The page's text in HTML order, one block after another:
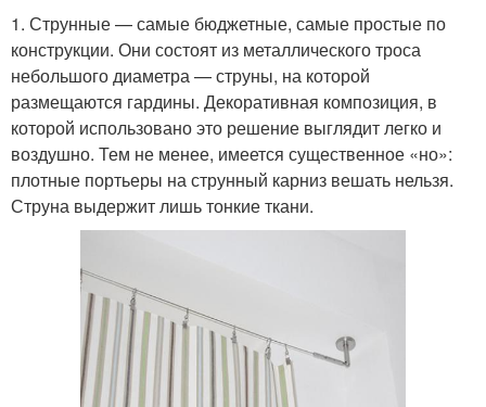
1. Струнные — самые бюджетные, самые простые по
конструкции. Они состоят из металлического троса
небольшого диаметра — струны, на которой
размещаются гардины. Декоративная композиция, в
которой использовано это решение выглядит легко и
воздушно. Тем не менее, имеется существенное «но»:
плотные портьеры на струнный карниз вешать нельзя.
Струна выдержит лишь тонкие ткани.